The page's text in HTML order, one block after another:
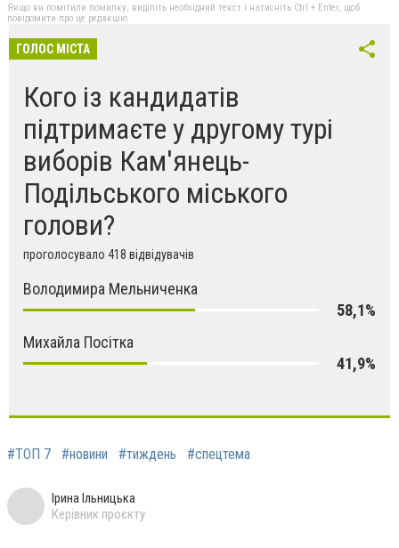
Якщо ви помітили помилку, виділіть необхідний текст і натисніть Ctrl + Enter, щоб
повідомити про це редакцію
ГОЛОС МІСТА
Кого із кандидатів
підтримаєте у другому турі
виборів Кам'янець-
Подільського міського
голови?
проголосувало 418 відвідувачів
Володимира Мельниченка
58,1%
Михайла Посітка
41,9%
#ТОП 7 #новини #тиждень #спецтема
Ірина Ільницька
Керівник проєкту